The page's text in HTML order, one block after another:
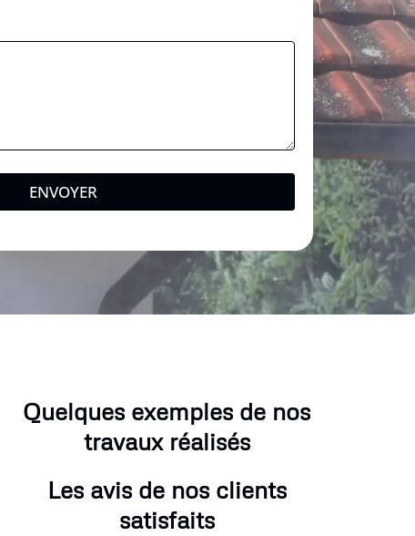
ENVOYER
Quelques exemples de nos
travaux réalisés
Les avis de nos clients
satisfaits